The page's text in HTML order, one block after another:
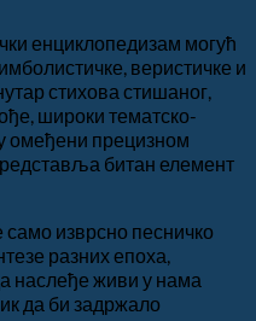
енциклопедизам могућ
веристичке и
стихова стишаног,
широки тематско-
омеђени прецизном
битан елемент
само изврсно песничко
разних епоха,
наслеђе живи у нама
да би задржало